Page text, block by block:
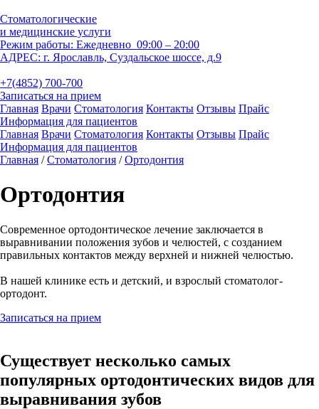
Стоматологические
и медицинские услуги
Режим работы: Ежедневно 09:00 – 20:00
АДРЕС: г. Ярославль, Суздальское шоссе, д.9
+7(4852) 700-700
Записаться на прием
Главная Врачи Стоматология Контакты Отзывы Прайc
Информация для пациентов
Главная Врачи Стоматология Контакты Отзывы Прайc
Информация для пациентов
Главная /Стоматология /Ортодонтия
Ортодонтия
Современное ортодонтическое лечение заключается в
выравнивании положения зубов и челюстей, с созданием
правильных контактов между верхней и нижней челюстью.
В нашей клинике есть и детский, и взрослый стоматолог-
ортодонт.
Записаться на прием
Существует несколько самых
популярных ортодонтических видов для
выравнивания зубов